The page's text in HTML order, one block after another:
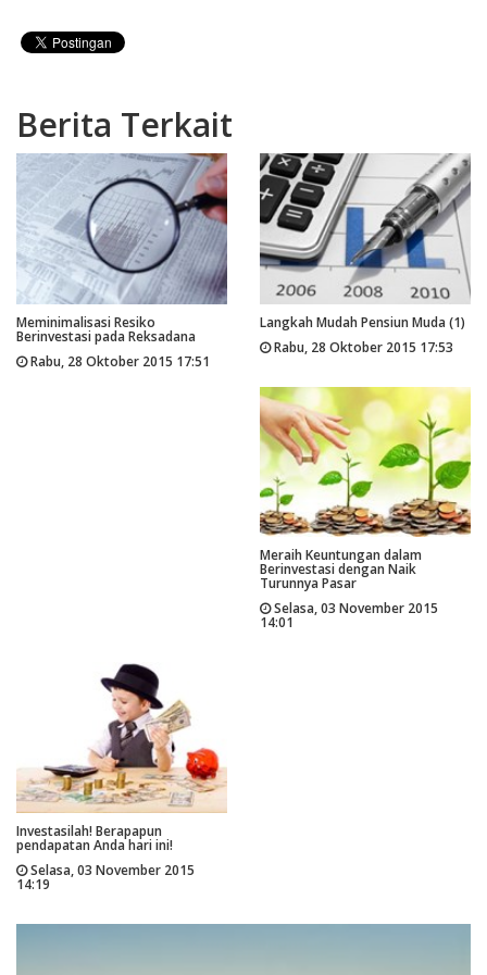
Berita Terkait
Meminimalisasi Resiko
Berinvestasi pada Reksadana
Rabu, 28 Oktober 2015 17:51
Langkah Mudah Pensiun Muda (1)
Rabu, 28 Oktober 2015 17:53
Meraih Keuntungan dalam
Berinvestasi dengan Naik
Turunnya Pasar
Selasa, 03 November 2015
14:01
Investasilah! Berapapun
pendapatan Anda hari ini!
Selasa, 03 November 2015
14:19